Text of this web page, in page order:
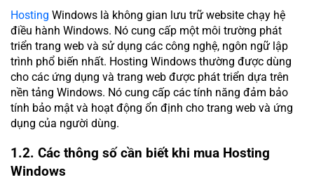
Hosting Windows là không gian lưu trữ website chạy hệ
điều hành Windows. Nó cung cấp một môi trường phát
triển trang web và sử dụng các công nghệ, ngôn ngữ lập
trình phổ biến nhất. Hosting Windows thường được dùng
cho các ứng dụng và trang web được phát triển dựa trên
nền tảng Windows. Nó cung cấp các tính năng đảm bảo
tính bảo mật và hoạt động ổn định cho trang web và ứng
dụng của người dùng.
1.2. Các thông số cần biết khi mua Hosting
Windows